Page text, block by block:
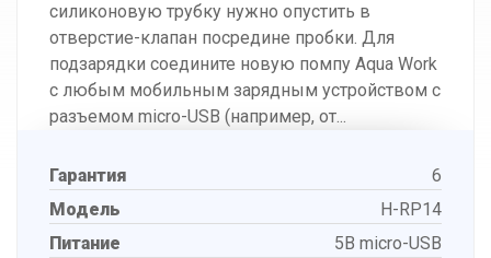
силиконовую трубку нужно опустить в
отверстие-клапан посредине пробки. Для
подзарядки соедините новую помпу Aqua Work
с любым мобильным зарядным устройством с
разъемом micro-USB (например, от...
Гарантия
6
Модель
H-RP14
Питание
5В micro-USB